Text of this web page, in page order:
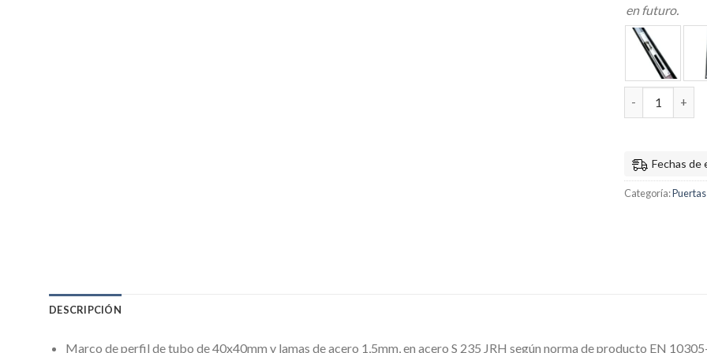
en futuro.
Fechas de
Categoría:
DESCRIPCIÓN
Marco de perfil de tubo de 40x40mm y lamas de acero 1,5mm, en acero S 235 JRH según norma de producto EN